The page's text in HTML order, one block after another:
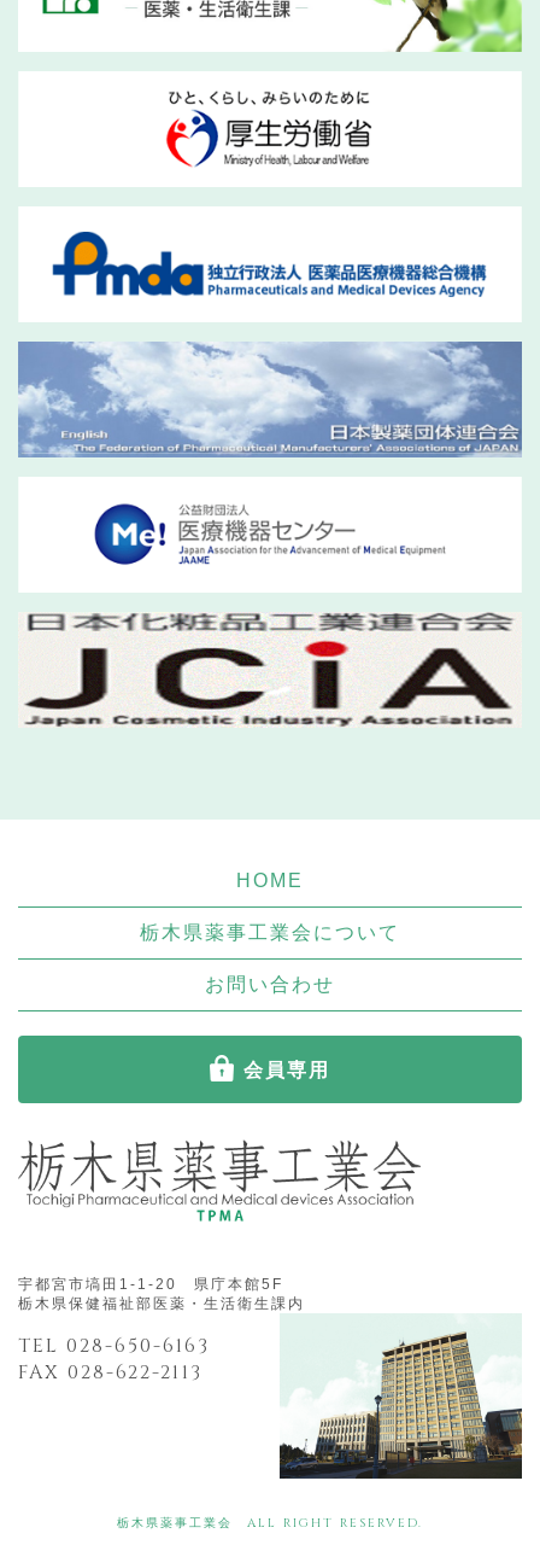
HOME
栃木県薬事工業会について
お問い合わせ
会員専用
宇都宮市塙田1-1-20 県庁本館5F
栃木県保健福祉部医薬・生活衛生課内
TEL 028-650-6163
FAX 028-622-2113
栃木県薬事工業会 ALL RIGHT RESERVED.